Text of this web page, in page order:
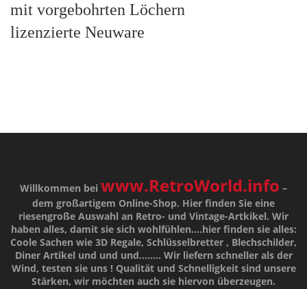
mit vorgebohrten Löchern
lizenzierte Neuware
Willkommen bei www.RetroWorld.info –
dem großartigem Online-Shop. Hier finden Sie eine
riesengroße Auswahl an Retro- und Vintage-Artkikel. Wir
haben alles, damit sie sich wohlfühlen....hier finden sie alles:
Coole Sachen wie 3D Regale, Schlüsselbretter , Blechschilder,
Diner Artikel und und und........ Wir liefern schneller als der
Wind, testen sie uns ! Qualitätund Schnelligkeitsind unsere
Stärken, wir möchten auch sie hiervon überzeugen.